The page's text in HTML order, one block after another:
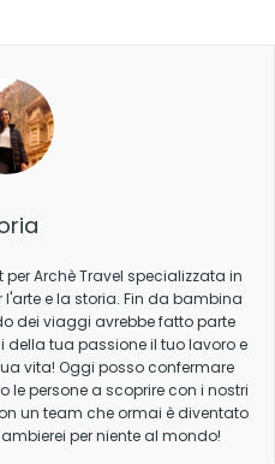
per Archè Travel specializzata in
e la storia. Fin da bambina
dei viaggi avrebbe fatto parte
della tua passione il tuo lavoro e
vita! Oggi posso confermare
persone a scoprire con i nostri
un team che ormai è diventato
per niente al mondo!